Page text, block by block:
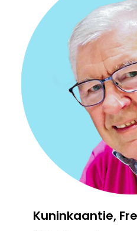
Kuninkaantie,